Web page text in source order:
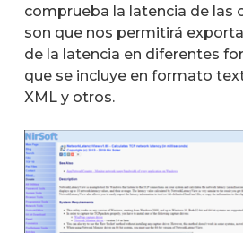
comprueba la latencia de las
son que nos permitirá
de la latencia en diferentes
que se incluye en formato
XML y otros.